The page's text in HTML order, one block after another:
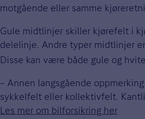
motgående eller samme
Gule midtlinjer skiller kjørefelt i
delelinje. Andre typer midtlinjer
Disse kan være både gule og
– Annen langsgående
sykkelfelt eller kollektivfelt.
Les mer om bilforsikring her